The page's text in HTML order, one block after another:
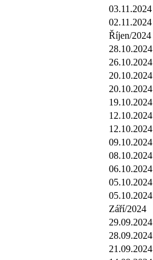
03.11.2024
02.11.2024
Říjen/2024
28.10.2024
26.10.2024
20.10.2024
20.10.2024
19.10.2024
12.10.2024
12.10.2024
09.10.2024
08.10.2024
06.10.2024
05.10.2024
05.10.2024
Září/2024
29.09.2024
28.09.2024
21.09.2024